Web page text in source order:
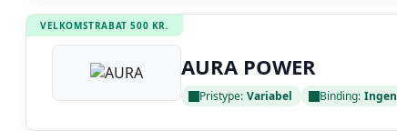
VELKOMSTRABAT 500 KR.
AURA POWER
Pristype: Variabel Binding: Ingen